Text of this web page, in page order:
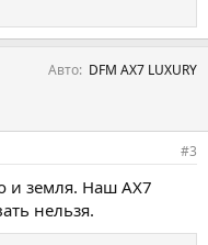
Авто DFM AX7 LUXURY
#3
и земля. Наш AX7
нельзя.